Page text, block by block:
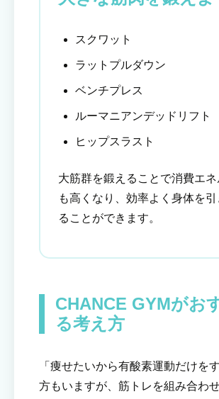
スクワット
ラットプルダウン
ベンチプレス
ルーマニアンデッドリフト
ヒップスラスト
大筋群を鍛えることで消費エネ
も高くなり、効率よく身体を
ることができます。
CHANCE GYMがお
る考え方
「痩せたいから有酸素運動だけを
方もいますが、筋トレを組み合わ